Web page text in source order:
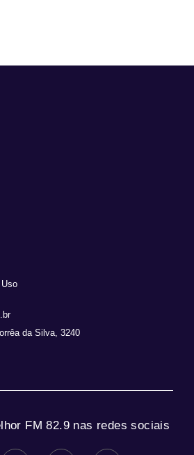
da Silva, 3240
FM 82.9 nas redes sociais